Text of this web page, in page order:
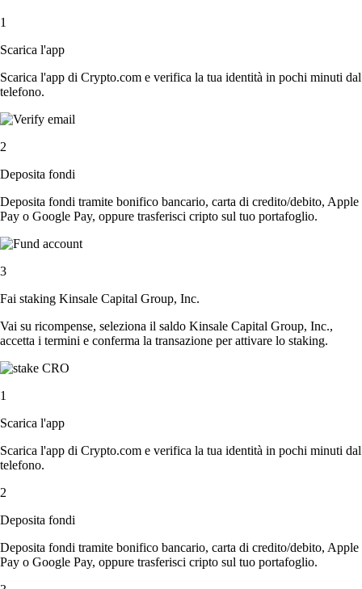
1
Scarica l'app
Scarica l'app di Crypto.com e verifica la tua identità in pochi minuti dal
telefono.
2
Deposita fondi
Deposita fondi tramite bonifico bancario, carta di credito/debito, Apple
Pay o Google Pay, oppure trasferisci cripto sul tuo portafoglio.
3
Fai staking Kinsale Capital Group, Inc.
Vai su ricompense, seleziona il saldo Kinsale Capital Group, Inc.,
accetta i termini e conferma la transazione per attivare lo staking.
1
Scarica l'app
Scarica l'app di Crypto.com e verifica la tua identità in pochi minuti dal
telefono.
2
Deposita fondi
Deposita fondi tramite bonifico bancario, carta di credito/debito, Apple
Pay o Google Pay, oppure trasferisci cripto sul tuo portafoglio.